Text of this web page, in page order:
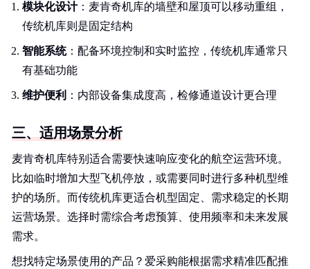
模块化设计：麦肯奇机库的墙壁和屋顶可以移动重组，
传统机库则是固定结构
智能系统：配备环境控制和实时监控，传统机库通常只
有基础功能
维护便利 ：内部设备集成度高，检修通道设计更合理
三、适用场景分析
麦肯奇机库特别适合需要快速响应变化的航空运营环境。
比如临时增加大型飞机停放，或需要同时进行多种机型维
护的场所。而传统机库更适合机型固定、需求稳定的长期
运营场景。选择时需综合考虑预算、使用频率和未来发展
需求。
想找特定场景使用的产品？爱采购能根据需求精准匹配推